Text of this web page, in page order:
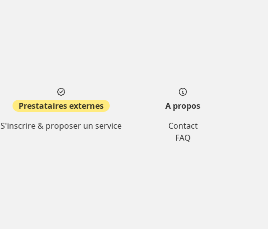
Prestataires externes
S'inscrire & proposer un service
A propos
Contact
FAQ